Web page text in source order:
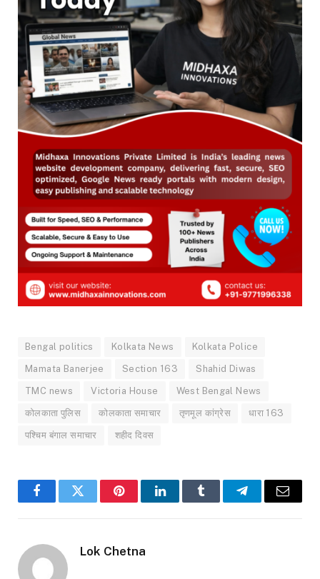
Bengal politics Kolkata News Kolkata Police
Mamata Banerjee Section 163 Shahid Diwas
TMC news Victoria House West Bengal News
कोलकाता पुलिस कोलकाता समाचार तृणमूल कांग्रेस धारा 163
पश्चिम बंगाल समाचार शहीद दिवस
FacebookTwitter PinterestLinkedInTumblr TelegramEmail
Lok Chetna